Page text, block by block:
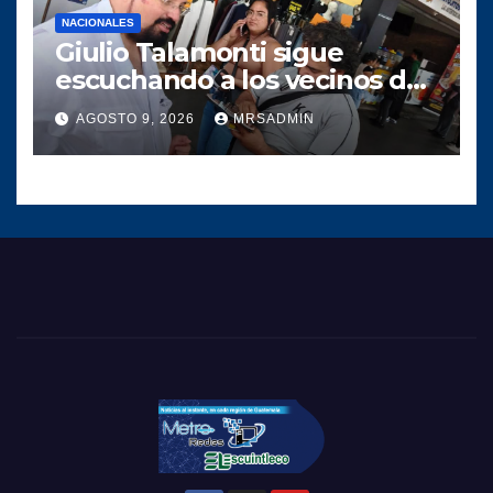
NACIONALES
Giulio Talamonti sigue
escuchando a los vecinos de
la ciudad capital
AGOSTO 9, 2026 MRSADMIN